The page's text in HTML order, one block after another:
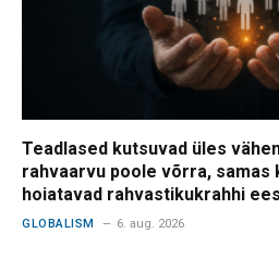
Teadlased kutsuvad üles
rahvaarvu poole võrra, samas
hoiatavad rahvastikukrahhi
GLOBALISM 6. aug. 2026